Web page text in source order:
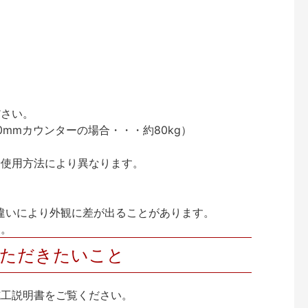
い。
カウンターの場合・・・約80kg）
方法により異なります。
により外観に差が出ることがあります。
だきたいこと
説明書をご覧ください。